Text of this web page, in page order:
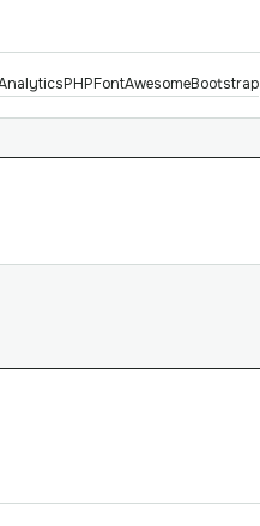
PHPFontAwesomeBootstrap